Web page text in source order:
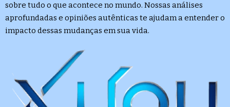
sobre tudo o que acontece no mundo. Nossas análises
aprofundadas e opiniões autênticas te ajudam a entender o
impacto dessas mudanças em sua vida.